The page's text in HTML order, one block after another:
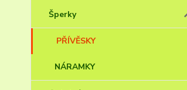
Šperky
PŘÍVĚSKY
NÁRAMKY